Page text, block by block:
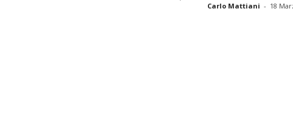
Carlo Mattiani - 18